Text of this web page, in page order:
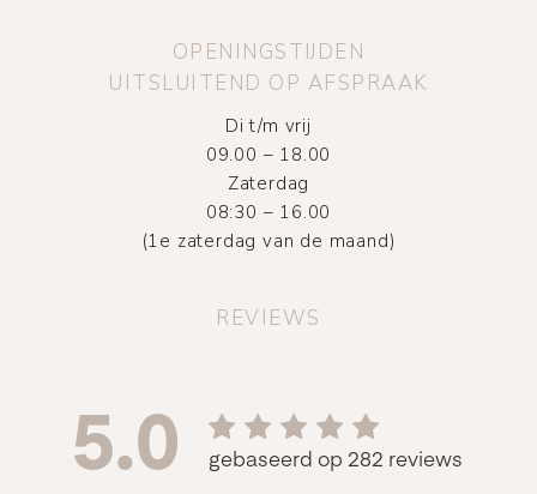
OPENINGSTIJDEN
UITSLUITEND OP AFSPRAAK
Di t/m vrij
09.00 – 18.00
Zaterdag
08:30 – 16.00
(1e zaterdag van de maand)
REVIEWS